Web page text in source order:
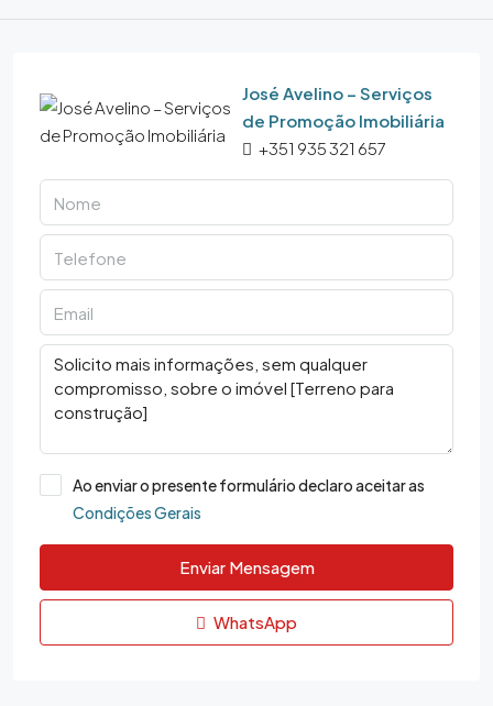
José Avelino – Serviços
de Promoção Imobiliária
+351 935 321 657
Ao enviar o presente formulário declaro aceitar as
Condições Gerais
Enviar Mensagem
WhatsApp